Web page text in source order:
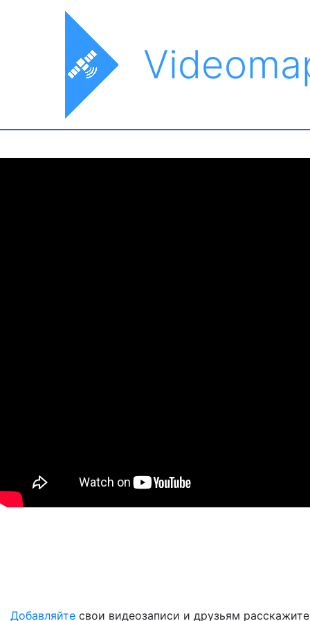
Добавляйте свои видеозаписи и друзьям